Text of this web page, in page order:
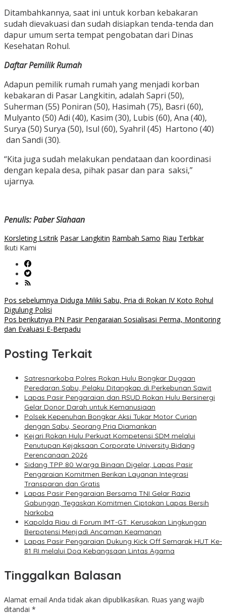
Ditambahkannya, saat ini untuk korban kebakaran
sudah dievakuasi dan sudah disiapkan tenda-tenda dan
dapur umum serta tempat pengobatan dari Dinas
Kesehatan Rohul.
Daftar Pemilik Rumah
Adapun pemilik rumah rumah yang menjadi korban
kebakaran di Pasar Langkitin, adalah Sapri (50),
Suherman (55) Poniran (50), Hasimah (75), Basri (60),
Mulyanto (50) Adi (40), Kasim (30), Lubis (60), Ana (40),
Surya (50) Surya (50), Isul (60), Syahril (45) Hartono (40)
dan Sandi (30).
“Kita juga sudah melakukan pendataan dan koordinasi
dengan kepala desa, pihak pasar dan para saksi,”
ujarnya.
Penulis: Paber Siahaan
Korsleting Lsitrik Pasar Langkitin Rambah Samo Riau Terbkar
Ikuti Kami
Navigasi
pos
Pos sebelumnya Diduga Miliki Sabu, Pria di Rokan IV Koto Rohul
Digulung Polisi
Pos berikutnya PN Pasir Pengaraian Sosialisasi Perma, Monitoring
dan Evaluasi E-Berpadu
Posting Terkait
Satresnarkoba Polres Rokan Hulu Bongkar Dugaan
Peredaran Sabu, Pelaku Ditangkap di Perkebunan Sawit
Lapas Pasir Pengaraian dan RSUD Rokan Hulu Bersinergi
Gelar Donor Darah untuk Kemanusiaan
Polsek Kepenuhan Bongkar Aksi Tukar Motor Curian
dengan Sabu, Seorang Pria Diamankan
Kejari Rokan Hulu Perkuat Kompetensi SDM melalui
Penutupan Kejaksaan Corporate University Bidang
Perencanaan 2026
Sidang TPP 80 Warga Binaan Digelar, Lapas Pasir
Pengaraian Komitmen Berikan Layanan Integrasi
Transparan dan Gratis
Lapas Pasir Pengaraian Bersama TNI Gelar Razia
Gabungan, Tegaskan Komitmen Ciptakan Lapas Bersih
Narkoba
Kapolda Riau di Forum IMT-GT: Kerusakan Lingkungan
Berpotensi Menjadi Ancaman Keamanan
Lapas Pasir Pengaraian Dukung Kick Off Semarak HUT Ke-
81 RI melalui Doa Kebangsaan Lintas Agama
Tinggalkan Balasan
Alamat email Anda tidak akan dipublikasikan. Ruas yang wajib
ditandai *